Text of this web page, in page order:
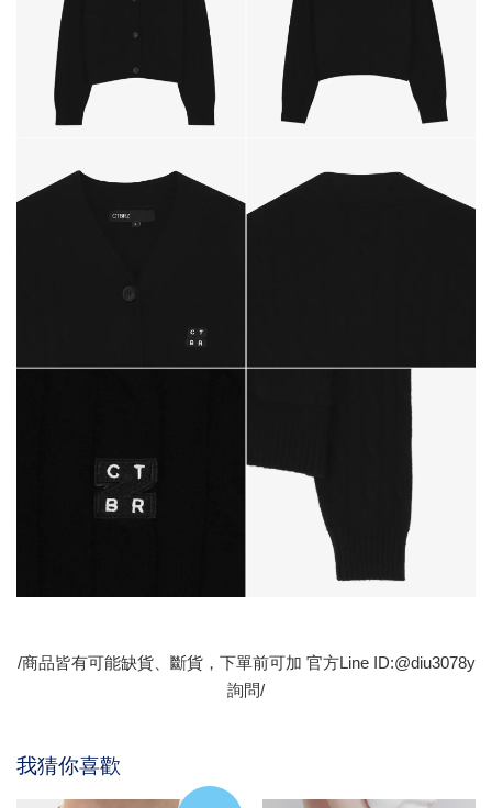
/商品皆有可能缺貨、斷貨，下單前可加 官方Line ID:@diu3078y
詢問/
我猜你喜歡